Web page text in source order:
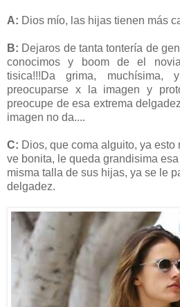
A: Dios mío, las hijas tienen más
B: Dejaros de tanta tontería de
conocimos y boom de el
tisica!!!Da grima,
preocuparse x la imagen y
preocupe de esa extrema
imagen no da....
C: Dios, que coma alguito, ya
ve bonita, le queda grandisima
misma talla de sus hijas, ya se le
delgadez.